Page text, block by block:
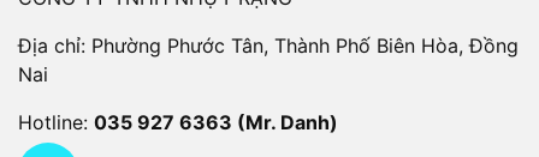
Địa chỉ: Phường Phước Tân, Thành Phố Biên Hòa, Đồng
Nai
Hotline: 035 927 6363 (Mr. Danh)